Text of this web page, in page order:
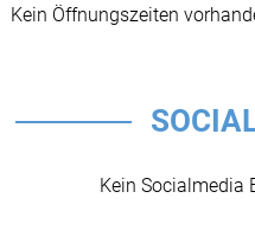
Kein Öffnungszeiten
Kein Socialmedia